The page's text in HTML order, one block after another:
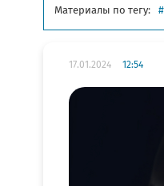
Материалы по тегу:
17.01.2024 12:54